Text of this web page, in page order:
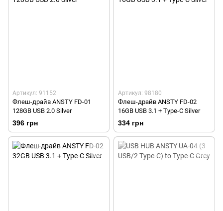
Артикул: 91152
Флеш-драйв ANSTY FD-01
128GB USB 2.0 Silver
396 грн
Артикул: 98180
Флеш-драйв ANSTY FD-02
16GB USB 3.1 + Type-C Silver
334 грн